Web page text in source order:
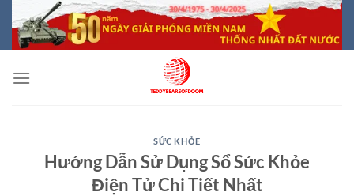
qua
nội
dung
SỨC KHỎE
Hướng Dẫn Sử Dụng Sổ Sức Khỏe
Điện Tử Chi Tiết Nhất